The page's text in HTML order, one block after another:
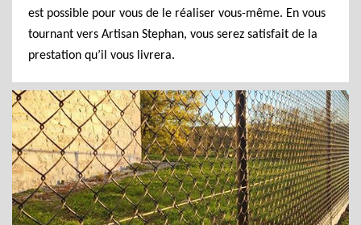
est possible pour vous de le réaliser vous-même. En vous
tournant vers Artisan Stephan, vous serez satisfait de la
prestation qu’il vous livrera.